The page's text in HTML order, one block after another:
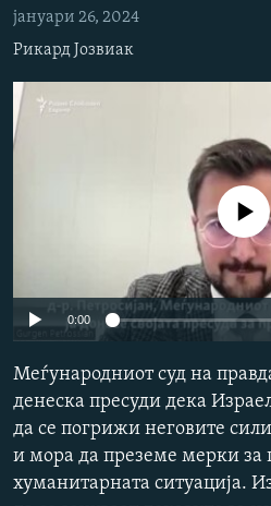
Премини
на
пребарување
ШТО ТРЕБА ДА ЗНАЕТЕ
ПРИЈАВИ СЕ ЗА ЊУЗЛЕТЕР
ПОДКАСТ ЗОШТО?
РСЕ веб страници
јануари 26, 2024
Рикард Јозвиак
Auto
720p
No media source
0:00
Меѓународниот суд на
денеска пресуди дека
да се погрижи неговите
и мора да преземе мерки за
хуманитарната ситуација.